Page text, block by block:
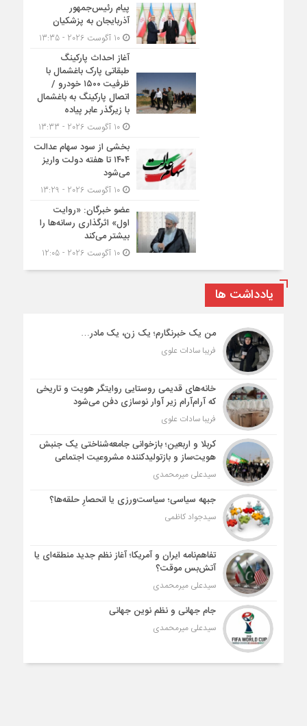
پیام رئیس‌جمهور
آذربایجان به پزشکیان
10 آگوست 2026 - 13:35
آغاز احداث پارکینگ
طبقاتی پارک باغشمال با
ظرفیت ۱۵۰۰ خودرو /
اتصال پارکینگ به باغشمال
با زیرگذر عابر پیاده
10 آگوست 2026 - 13:33
بخشی از سود سهام عدالت
۱۴۰۴ تا هفته دولت واریز
می‌شود
10 آگوست 2026 - 13:29
عضو خبرگان: «روایت
اول» اثرگذاری رسانه‌ها را
بیشتر می‌کند
10 آگوست 2026 - 12:05
یادداشت ها
من یک خبرنگارم؛ یک زن، یک مادر…
فریبا سادات علوی
خانه‌های قدیمی روستایی روایتگر هویت و تاریخی
که آرام‌آرام زیر آوار نوسازی دفن می‌شود
فریبا سادات علوی
کربلا و اربعین؛ بازخوانی جامعه‌شناختی یک جنبش
هویت‌ساز و بازتولیدکننده مشروعیت اجتماعی
سیدعلی میرمحمدی
جبهه سیاسی؛ سیاست‌ورزی یا انحصارِ حلقه‌ها؟
سیدجواد کاظمی
تفاهم‌نامه ایران و آمریکا؛ آغاز نظم جدید منطقه‌ای یا
آتش‌بس موقت؟
سیدعلی میرمحمدی
جام جهانی و نظم نوین جهانی
سیدعلی میرمحمدی